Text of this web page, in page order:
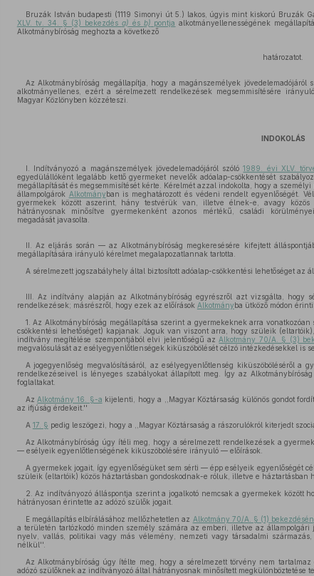
Bruzák István budapesti (1119 Simonyi út 5.) lakos, úgyis mint kiskorú Bruzák
XLV. tv. 34. § (3) bekezdés a) és b) pontja alkotmányellenességének
Alkotmánybíróság meghozta a következő
határozatot.
Az Alkotmánybíróság megállapítja, hogy a magánszemélyek jövedelemadójáról
alkotmányellenes, ezért a sérelmezett rendelkezések megsemmisítésére
Magyar Közlönyben közzéteszi.
INDOKOLÁS
I. Indítványozó a magánszemélyek jövedelemadójáról szóló1989. évi XLV.
egyedülállóként legalább kettő gyermeket nevelők adóalap-csökkentését
megállapítását és megsemmisítését kérte. Kérelmét azzal indokolta, hogy a
állampolgárok Alkotmányban is meghatározott és védeni rendelt egyenlőségét.
gyermekek között aszerint, hány testvérük van, illetve élnek-e, avagy
hátrányosnak minősítve gyermekenként azonos mértékű, családi
megadását javasolta.
II. Az eljárás során — az Alkotmánybíróság megkeresésére kifejtett
megállapítására irányuló kérelmet megalapozatlannak tartotta.
A sérelmezett jogszabályhely által biztosított adóalap-csökkentési lehetőséget az
III. Az indítvány alapján az Alkotmánybíróság egyrészről azt vizsgálta, hogy
rendelkezések; másrészről, hogy ezek az előírások Alkotmányba ütköző módon
1. Az Alkotmánybíróság megállapítása szerint a gyermekeknek arra
csökkentési lehetőséget) kapjanak. Joguk van viszont arra, hogy szüleik
indítvány megítélése szempontjából elvi jelentőségű az Alkotmány 70/A. § (3)
megvalósulását az esélyegyenlőtlenségek kiküszöbölését célzó intézkedésekkel is
A jogegyenlőség megvalósításáról, az esélyegyenlőtlenség kiküszöböléséről a
rendelkezéseivel is lényeges szabályokat állapított meg. Így az
foglaltakat.
Az Alkotmány 16. §-a kijelenti, hogy a ,,Magyar Köztársaság különös gondot
az ifjúság érdekeit.''
A 17. § pedig leszögezi, hogy a ,,Magyar Köztársaság a rászorulókról kiterjedt
Az Alkotmánybíróság úgy ítéli meg, hogy a sérelmezett rendelkezések a
— esélyeik egyenlőtlenségének kiküszöbölésére irányuló — előírások.
A gyermekek jogait, így egyenlőségüket sem sérti — épp esélyeik egyenlőségét
szüleik (eltartóik) közös háztartásban gondoskodnak-e róluk, illetve e háztartásban
2. Az indítványozó álláspontja szerint a jogalkotó nemcsak a gyermekek között
hátrányosan érintette az adózó szülők jogait.
E megállapítás elbírálásához mellőzhetetlen az Alkotmány 70/A. § (1)
a területén tartózkodó minden személy számára az emberi, illetve az
nyelv, vallás, politikai vagy más vélemény, nemzeti vagy társadalmi
nélkül''.
Az Alkotmánybíróság úgy ítélte meg, hogy a sérelmezett törvény nem
adózó szülőknek az indítványozó által hátrányosnak minősített megkülönböztetése